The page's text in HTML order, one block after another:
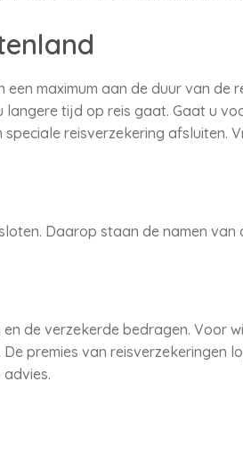
maximum aan de duur van de
tijd op reis gaat. Gaat u
reisverzekering afsluiten.
Daarop staan de namen van
de verzekerde bedragen. Voor
premies van reisverzekeringen